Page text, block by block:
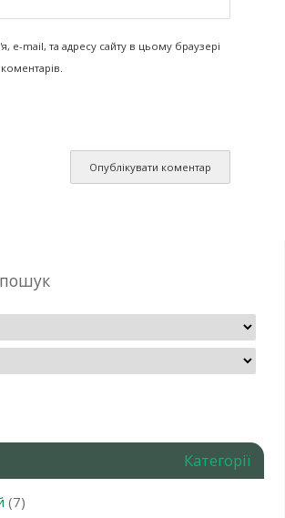
e-mail, та адресу сайту в цьому браузері
Категорії
(7)